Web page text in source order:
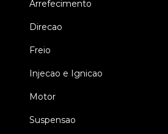
Arrefecimento
Direcao
Freio
Injecao e Ignicao
Motor
Suspensao